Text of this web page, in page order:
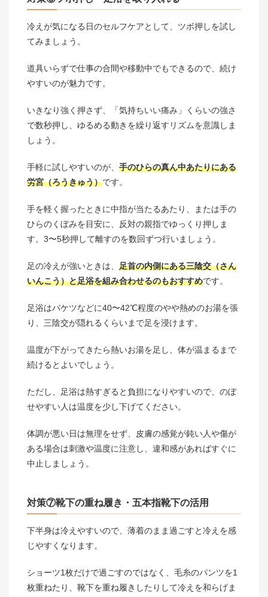
冷えが気になる日のセルフケアとして、ツボ押しを試し
てみましょう。
道具いらずで仕事の合間や移動中でもできるので、続け
やすいのが魅力です。
いきなり強く押さず、「気持ちいい痛み」くらいの強さ
で数秒押し、ゆるめる動きを繰り返すリズムを意識しま
しょう。
手軽に試しやすいのが、 手のひらの真ん中あたりにある
労宮（ろうきゅう）です。
手を軽く握ったときに中指が当たるあたり、または手の
ひらのくぼみを目安に、反対の親指でゆっくり押しま
す。3〜5秒押して離すのを数回ずつ行いましょう。
足の冷えが強いときは、 足首の内側にある三陰交（さん
いんこう）と足浴を組み合わせるのもおすすめです。
足浴はバケツなどに40〜42℃程度のやや熱めのお湯を張
り、三陰交が隠れるくらいまで足を浸けます。
温度が下がってきたら熱いお湯を足し、体が温まるまで
続けるとよいでしょう。
ただし、足浴は熱すぎると負担になりやすいので、のぼ
せやすい人は温度を少し下げてください。
体調が悪い日は無理をせず、皮膚の感覚が鈍い人や傷が
ある場合は刺激や温度に注意し、違和感があればすぐに
中止しましょう。
対策⑦靴下の重ね履き・五本指靴下の活用
下半身は冷えやすいので、薄着のまま過ごすと冷えを感
じやすくなります。
ショーツ1枚だけで過ごすのではなく、毛糸のパンツを1
枚重ねたり、靴下を重ね履きしたりして冷えを和らげま